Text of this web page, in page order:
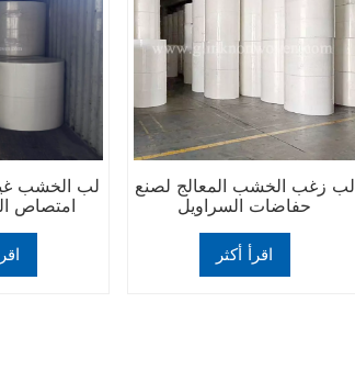
لب الخشب
امتصاص
لب زغب الخشب المعالج لصنع
حفاضات السراويل
اقرأ أكثر